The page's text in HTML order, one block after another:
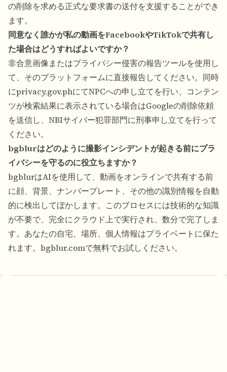
の削除を求める正式な要求書の送付を支援することができ
ます。
同意なく誰かが私の動画をFacebookやTikTokで共有し
た場合はどうすればよいですか？
非合意画像またはプライバシー侵害の報告ツールを使用し
て、そのプラットフォームに直接報告してください。同時
にprivacy.gov.phにてNPCへの申し立てを行い、コンテン
ツが検索結果に表示されている場合はGoogleの削除依頼
を送信し、NBIサイバー犯罪部門に刑事申し立てを行って
ください。
bgblurはどのように撮影インシデントが起きる前にプラ
イバシーを守るのに役立ちますか？
bgblurはAIを使用して、動画をオンラインで共有する前
に顔、背景、ナンバープレート、その他の識別情報を自動
的に検出してぼかします。このプロセスには技術的な知識
が不要で、完全にクラウド上で実行され、数分で完了しま
す。あなたの自宅、場所、個人情報はプライベートに保た
れます。bgblur.comで無料でお試しください。